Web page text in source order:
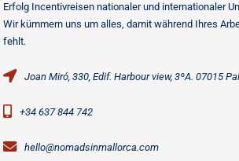
Erfolg Incentivreisen nationaler und internationaler
Wir kümmern uns um alles, damit während Ihres
fehlt.
Joan Miró, 330, Edif. Harbour view, 3ºA. 07015
+34 637 844 742
hello@nomadsinmallorca.com